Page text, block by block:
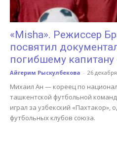
«Misha». Режиссер
посвятил
погибшему капитану
Айгерим Рыскулбекова - 26
Михаил Ан — кореец по
ташкентской футбольной
играл за узбекский «Пахтакор»,
футбольных клубов союза.